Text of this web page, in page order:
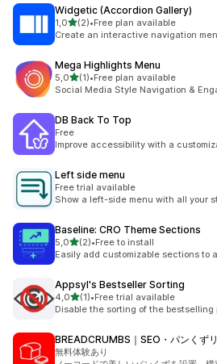
Widgetic (Accordion Gallery)
1,05 yıldız üzerinden
(2)
toplam 2 değerlendirme
•Free plan available
Create an interactive navigation
Mega Highlights Menu
5,05 yıldız üzerinden
(1)
toplam 1 değerlendirme
•Free plan available
Social Media Style Navigation &
DB Back To Top
Free
Improve accessibility with a
Left side menu
Free trial available
Show a left-side menu with all your
Baseline: CRO Theme Sections
5,05 yıldız üzerinden
(2)
toplam 2 değerlendirme
•Free to install
Easily add customizable sections to
Appsyl's Bestseller Sorting
4,05 yıldız üzerinden
(1)
toplam 1 değerlendirme
•Free trial available
Disable the sorting of the bestselling
BREADCRUMBS｜SEO・パンくず
無料体験あり